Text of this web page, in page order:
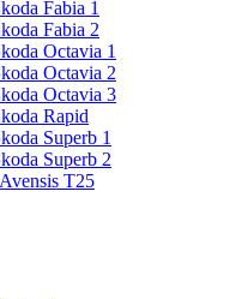
Fabia 1
Fabia 2
Octavia 1
Octavia 2
Octavia 3
Rapid
Superb 1
Superb 2
T25